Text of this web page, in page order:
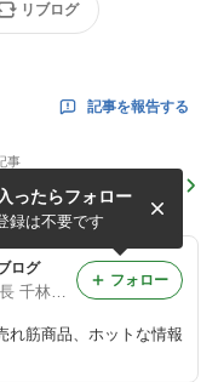
リブログ
記事を報告する
事
！天然石ブレスレット
荷♪♪
ログ
れ筋商品、ホットな情報
ったらフォロー
録は不要です
フォロー